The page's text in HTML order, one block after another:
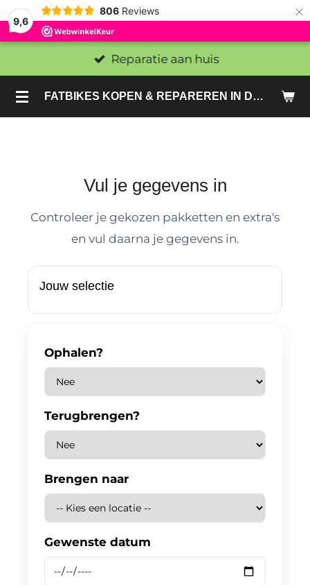
9,6
806 Reviews ×
FATBIKES KOPEN & REPAREREN IN DEN HAAG EN ZOETERMEER - SACHE BIKES
Reparatie aan huis
Vul je gegevens in
Controleer je gekozen pakketten en extra's
en vul daarna je gegevens in.
Jouw selectie
Ophalen?
Terugbrengen?
Brengen naar
Gewenste datum